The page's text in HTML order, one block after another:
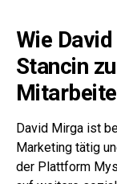
Wie
Stancin
David Mirga ist
Marketing tätig
der Plattform